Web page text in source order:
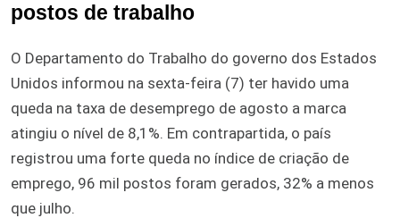
postos de trabalho
O Departamento do Trabalho do governo dos Estados
Unidos informou na sexta-feira (7) ter havido uma
queda na taxa de desemprego de agosto a marca
atingiu o nível de 8,1%. Em contrapartida, o país
registrou uma forte queda no índice de criação de
emprego, 96 mil postos foram gerados, 32% a menos
que julho.